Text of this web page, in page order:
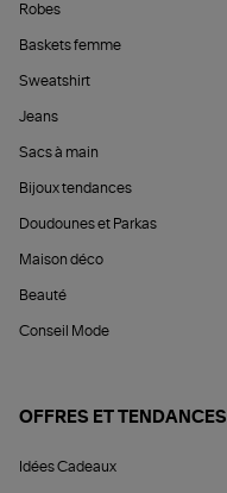
Robes
Baskets femme
Sweatshirt
Jeans
Sacs à main
Bijoux tendances
Doudounes et Parkas
Maison déco
Beauté
Conseil Mode
OFFRES ET TENDANCES
Idées Cadeaux